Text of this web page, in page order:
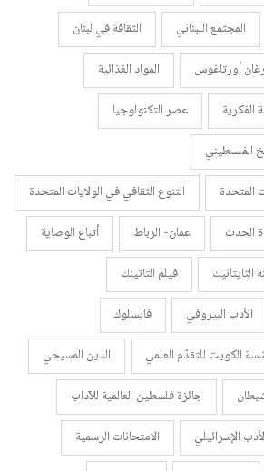
المجتمع اللبناني
الثقافة في لبنان
أورتاغوس
المواد الغذائية
الفكرية
عصر التكنولوجيا
الفلسطيني
المتحدة
التنوع الثقافي في الولايات المتحدة
الحدث عمان- الرباط
أتباع الوصاية
التايتانيك
فيلم التاتينك
الأدب البيروفي
فايسلوك
الكويت للتقدّم العلمي
الدين المسيحي
جائزة فلسطين العالمية للآداب
الإسرائيلي
الامتحانات الرسمية